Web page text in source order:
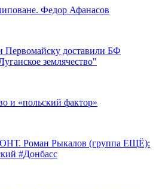
Федор Афанасов
Первомайску доставили БФ
землячество"
и «польский фактор»
Роман Рыкалов (группа ЕЩЁ):
#Донбасс